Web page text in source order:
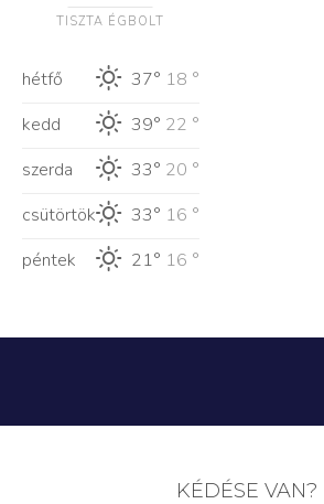
TISZTA ÉGBOLT
hétfő 37° 18 °
kedd
39° 22 °
szerda
33° 20 °
csütörtök
33° 16 °
péntek
21° 16 °
KÉDÉSE VAN?